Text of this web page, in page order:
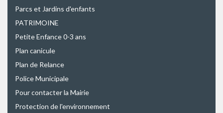
Parcs et Jardins d'enfants
PATRIMOINE
Petite Enfance 0-3 ans
Plan canicule
Plan de Relance
Police Municipale
Pour contacter la Mairie
Protection de l'environnement